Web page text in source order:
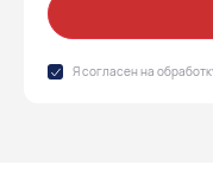
Я согласен на